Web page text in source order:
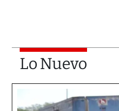
Lo Nuevo